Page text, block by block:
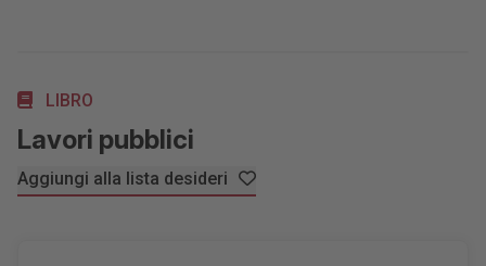
LIBRO
Lavori pubblici
Aggiungi alla lista desideri